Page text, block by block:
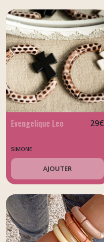
Evengelique Leo 29€
SIMONE
AJOUTER